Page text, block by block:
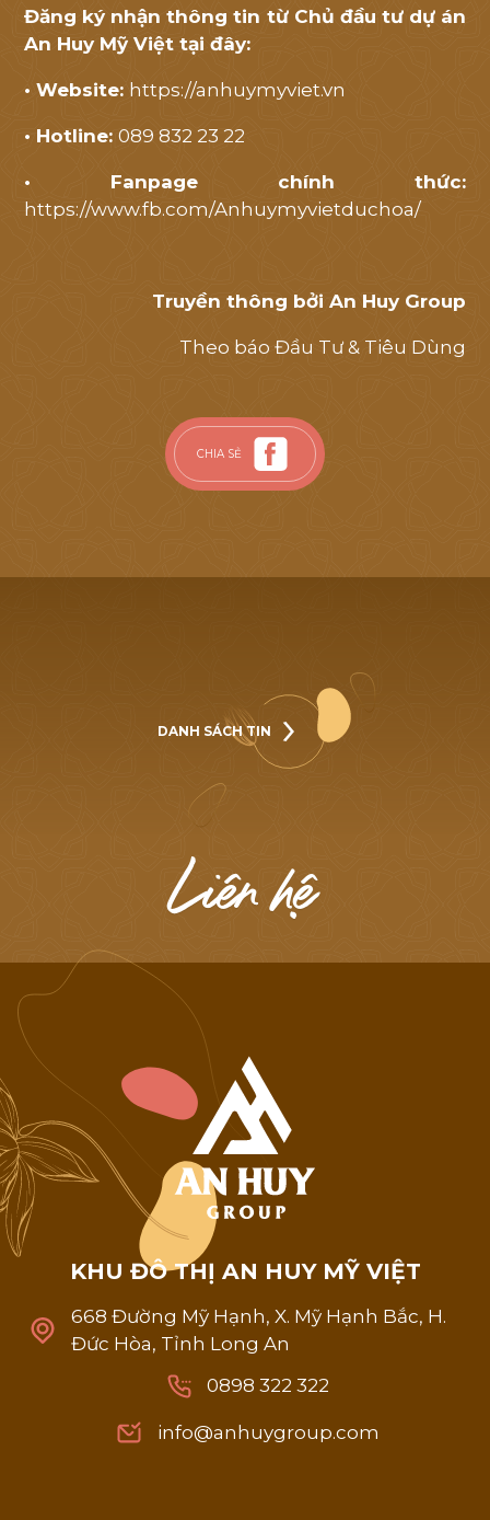
Đăng ký nhận thông tin từ Chủ đầu tư dự án
An Huy Mỹ Việt tại đây:
• Website: https://anhuymyviet.vn
• Hotline:089 832 23 22
• Fanpage chính thức:
https://www.fb.com/Anhuymyvietduchoa/
Truyền thông bởi An Huy Group
Theo báo Đầu Tư & Tiêu Dùng
CHIA SẺ
DANH SÁCH TIN
DANH SÁCH TIN
Liênhệ
KHU ĐÔ THỊ AN HUY MỸ VIỆT
668 Đường Mỹ Hạnh, X. Mỹ Hạnh Bắc, H.
Đức Hòa, Tỉnh Long An
0898 322 322
0898 322 322
info@anhuygroup.com